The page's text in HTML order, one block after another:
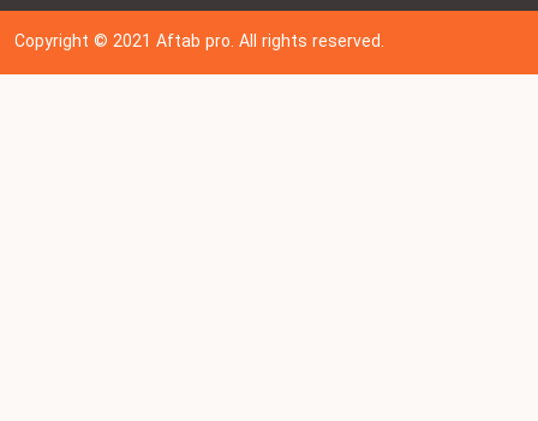
Copyright © 202 1Aftab pro. All rights reserved.